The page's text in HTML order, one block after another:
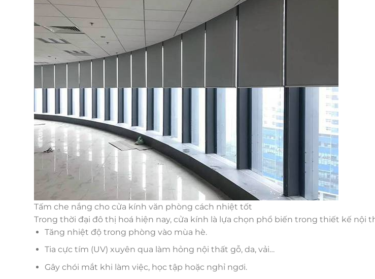
Tấm che nắng cho cửa kính văn phòng cách nhiệt tốt
Trong thời đại đô thị hoá hiện nay, cửa kính là lựa chọn phổ biến trong thiết kế nội
Tăng nhiệt độ trong phòng vào mùa hè.
Tia cực tím (UV) xuyên qua làm hỏng nội thất gỗ, da, vải…
Gây chói mắt khi làm việc, học tập hoặc nghỉ ngơi.